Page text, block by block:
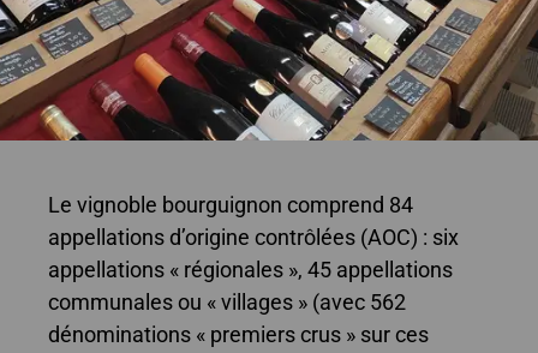
Le vignoble bourguignon comprend 84
appellations d’origine contrôlées (AOC) : six
appellations « régionales », 45 appellations
communales ou « villages » (avec 562
dénominations « premiers crus » sur ces